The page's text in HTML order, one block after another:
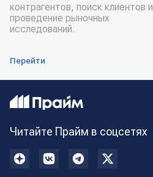
контрагентов, поиск клиентов и
проведение рыночных
исследований.
Перейти
Читайте Прайм в соцсетях